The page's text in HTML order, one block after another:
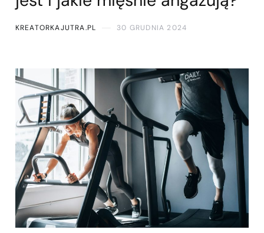
KREATORKAJUTRA.PL 30 GRUDNIA 2024